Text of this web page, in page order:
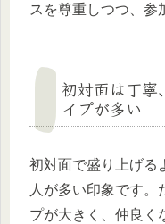
スを尊重しつつ、参
初対面は丁寧
イプが多い
初対面で盛り上げる
人が多い印象です。
プが大きく、仲良く